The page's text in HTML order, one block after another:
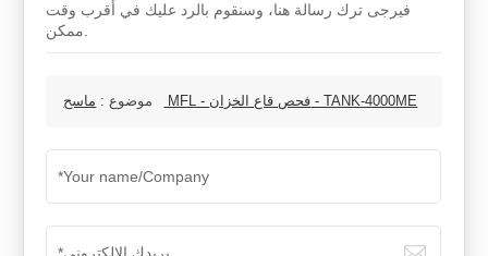
فيرجى ترك رسالة هنا، وسنقوم بالرد عليك في أقرب وقت
موضوع : ماسح MFL - فحص قاع الخزان - TANK-4000ME